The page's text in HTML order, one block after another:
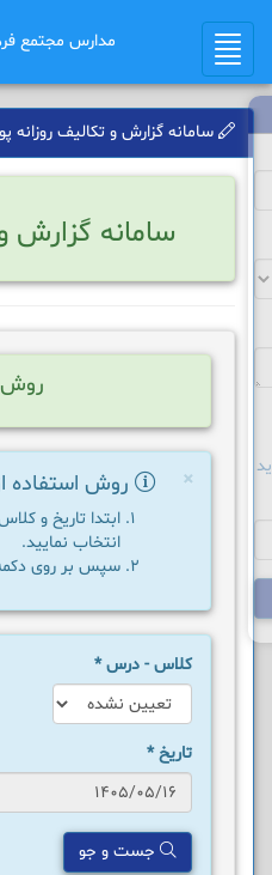
Toggle
navigation
مدارس مجتمع
سامانه گزارش و تکالیف روزانه
سامانه گزارش
روش
× روش استفاده
ابتدا تاریخ و
انتخاب نمایید.
سپس بر روی
کلاس - درس*
تاریخ*
جست و جو